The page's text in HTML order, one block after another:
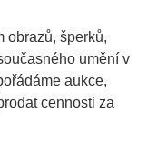
obrazů, šperků,
umění v
aukce,
cennosti za